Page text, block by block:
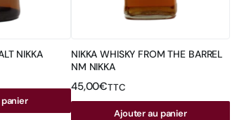
NIKKA
NIKKA WHISKY FROM THE BARREL
NM NIKKA
45,00€TTC
Ajouter au panier